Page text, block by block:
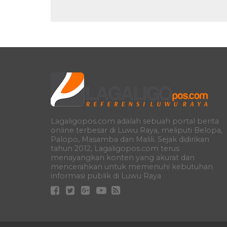
Lagaligopos.com adalah sebuah portal berita
online terbesar di Luwu Raya, meliputi Belopa,
Palopo, Masamba dan Malili. Sejak didirikan
tahun 2012, Lagaligopos.com terus
menayangkan konten yang akurat dan
mencerahkan untuk memenuhi kebutuhan
informasi publik di Luwu Raya